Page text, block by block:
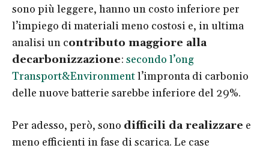
sono più leggere, hanno un costo inferiore per
l’impiego di materiali meno costosi e, in ultima
analisi un contributo maggiore alla
decarbonizzazione: secondo l’ong
Transport&Environmentl’impronta di carbonio
delle nuove batterie sarebbe inferiore del 29%.
Per adesso, però, sono difficili da realizzare e
meno efficienti in fase di scarica. Le case